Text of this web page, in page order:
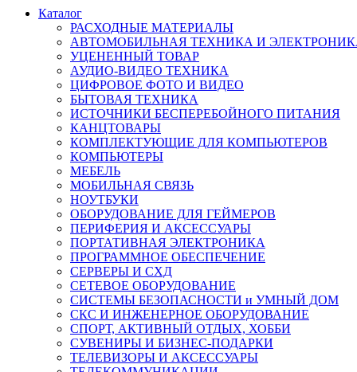
Каталог
РАСХОДНЫЕ МАТЕРИАЛЫ
АВТОМОБИЛЬНАЯ ТЕХНИКА И
УЦЕНЕННЫЙ ТОВАР
АУДИО-ВИДЕО ТЕХНИКА
ЦИФРОВОЕ ФОТО И ВИДЕО
БЫТОВАЯ ТЕХНИКА
ИСТОЧНИКИ БЕСПЕРЕБОЙНОГО ПИТАНИЯ
КАНЦТОВАРЫ
КОМПЛЕКТУЮЩИЕ ДЛЯ КОМПЬЮТЕРОВ
КОМПЬЮТЕРЫ
МЕБЕЛЬ
МОБИЛЬНАЯ СВЯЗЬ
НОУТБУКИ
ОБОРУДОВАНИЕ ДЛЯ ГЕЙМЕРОВ
ПЕРИФЕРИЯ И АКСЕССУАРЫ
ПОРТАТИВНАЯ ЭЛЕКТРОНИКА
ПРОГРАММНОЕ ОБЕСПЕЧЕНИЕ
СЕРВЕРЫ И СХД
СЕТЕВОЕ ОБОРУДОВАНИЕ
СИСТЕМЫ БЕЗОПАСНОСТИ и УМНЫЙ ДОМ
СКС И ИНЖЕНЕРНОЕ ОБОРУДОВАНИЕ
СПОРТ, АКТИВНЫЙ ОТДЫХ, ХОББИ
СУВЕНИРЫ И БИЗНЕС-ПОДАРКИ
ТЕЛЕВИЗОРЫ И АКСЕССУАРЫ